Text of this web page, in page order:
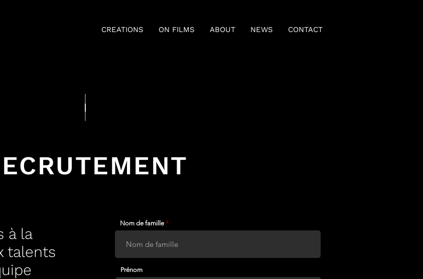
CREATIONS ON FILMS ABOUT NEWS CONTACT
à la
talents
Nom de famille
Prénom